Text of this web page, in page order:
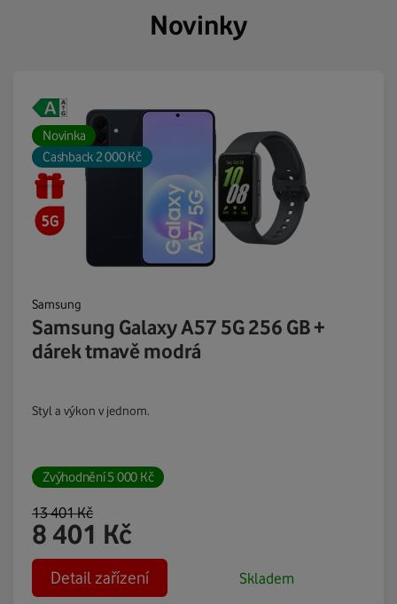
Novinky
Novinka
Cashback 2 000 Kč
Samsung
Samsung Galaxy A57 5G 256 GB +
dárek tmavě modrá
Styl a výkon v jednom.
Zvýhodnění5 000 Kč
13 401Kč
8 401 Kč
Detail zařízení Skladem